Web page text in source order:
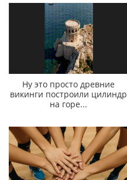
Ну это просто древние
викинги построили цилиндр
на горе...